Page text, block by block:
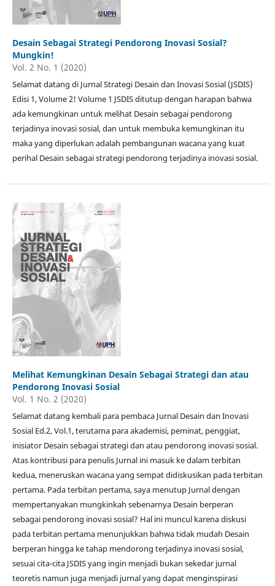
Desain Sebagai Strategi Pendorong Inovasi Sosial?
Mungkin!
Vol. 2 No. 1 (2020)
Selamat datang di Jurnal Strategi Desain dan Inovasi Sosial (JSDIS)
Edisi 1, Volume 2! Volume 1 JSDIS ditutup dengan harapan bahwa
ada kemungkinan untuk melihat Desain sebagai pendorong
terjadinya inovasi sosial, dan untuk membuka kemungkinan itu
maka yang diperlukan adalah pembangunan wacana yang kuat
perihal Desain sebagai strategi pendorong terjadinya inovasi sosial.
Melihat Kemungkinan Desain Sebagai Strategi dan atau
Pendorong Inovasi Sosial
Vol. 1 No. 2 (2020)
Selamat datang kembali para pembaca Jurnal Desain dan Inovasi
Sosial Ed.2, Vol.1, terutama para akademisi, peminat, penggiat,
inisiator Desain sebagai strategi dan atau pendorong inovasi sosial.
Atas kontribusi para penulis Jurnal ini masuk ke dalam terbitan
kedua, meneruskan wacana yang sempat didiskusikan pada terbitan
pertama. Pada terbitan pertama, saya menutup Jurnal dengan
mempertanyakan mungkinkah sebenarnya Desain berperan
sebagai pendorong inovasi sosial? Hal ini muncul karena diskusi
pada terbitan pertama menunjukkan bahwa tidak mudah Desain
berperan hingga ke tahap mendorong terjadinya inovasi sosial,
sesuai cita-cita JSDIS yang ingin menjadi bukan sekedar jurnal
teoretis namun juga menjadi jurnal yang dapat menginspirasi